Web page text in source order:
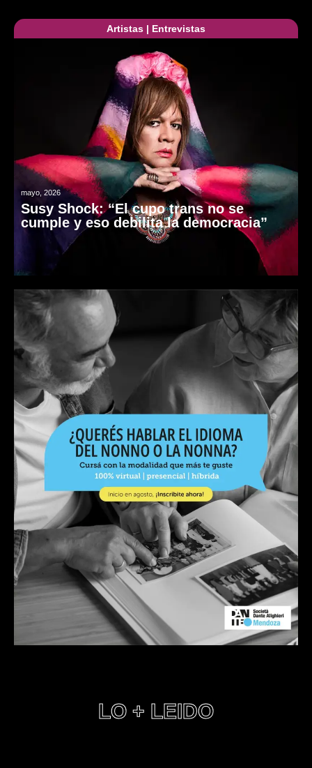
Artistas | Entrevistas
mayo, 2026
Susy Shock: “El cupo trans no se
cumple y eso debilita la democracia”
LO + LEIDO